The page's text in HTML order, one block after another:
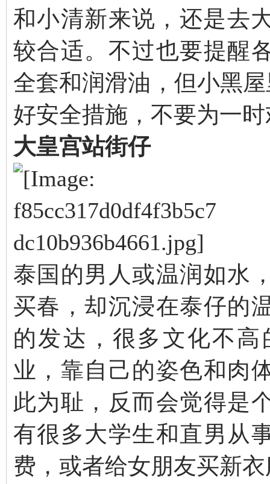
和小清新来说，还是去
较合适。不过也要提醒
全套和润滑油，但小黑
好安全措施，不要为一
大皇宫站街仔
泰国的男人或温润如水
买春，却沉浸在泰仔的
的发达，很多文化不
业，靠自己的姿色和肉
此为耻，反而会觉得是
有很多大学生和直男从
费，或者给女朋友买新